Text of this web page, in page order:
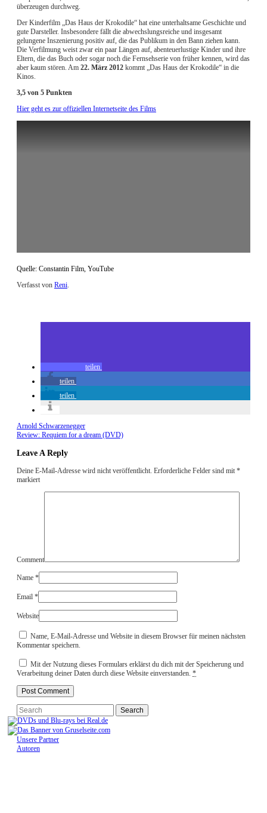
überzeugen durchweg.
Der Kinderfilm „Das Haus der Krokodile“ hat eine unterhaltsame Geschichte und
gute Darsteller. Insbesondere fällt die abwechslungsreiche und insgesamt
gelungene Inszenierung positiv auf, die das Publikum in den Bann ziehen kann.
Die Verfilmung weist zwar ein paar Längen auf, abenteuerlustige Kinder und ihre
Eltern, die das Buch oder sogar noch die Fernsehserie von früher kennen, wird das
aber kaum stören. Am 22. März 2012 kommt „Das Haus der Krokodile“ in die
Kinos.
3,5 von 5 Punkten
Hier geht es zur offiziellen Internetseite des Films
Quelle: Constantin Film, YouTube
Verfasst von Reni
teilen
teilen
teilen
Arnold Schwarzenegger
Review: Requiem for a dream (DVD)
Leave A Reply
Deine E-Mail-Adresse wird nicht veröffentlicht. Erforderliche Felder sind mit *
markiert
Comment
Name *
Email *
Website
Name, E-Mail-Adresse und Website in diesem Browser für meinen nächsten
Kommentar speichern.
Mit der Nutzung dieses Formulars erklärst du dich mit der Speicherung und
Verarbeitung deiner Daten durch diese Website einverstanden. *
Unsere Partner
Autoren